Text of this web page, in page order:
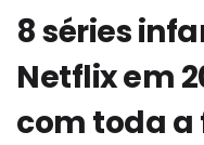
8 séries
Netflix em
com toda